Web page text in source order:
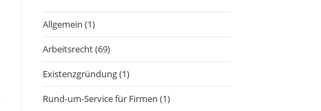
Allgemein (1)
Arbeitsrecht(69)
Existenzgründung(1)
Rund-um-Service für Firmen (1)